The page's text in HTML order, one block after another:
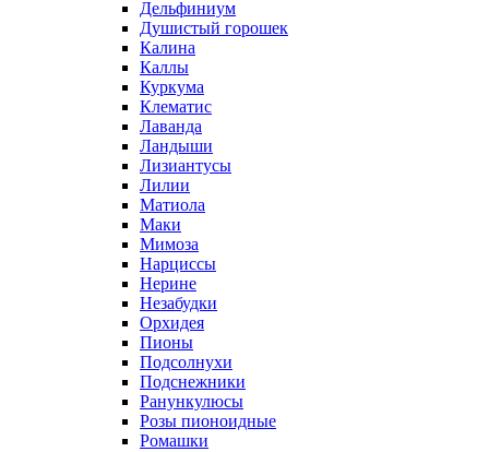
Дельфиниум
Душистый горошек
Калина
Каллы
Куркума
Клематис
Лаванда
Ландыши
Лизиантусы
Лилии
Матиола
Маки
Мимоза
Нарциссы
Нерине
Незабудки
Орхидея
Пионы
Подсолнухи
Подснежники
Ранункулюсы
Розы пионоидные
Ромашки